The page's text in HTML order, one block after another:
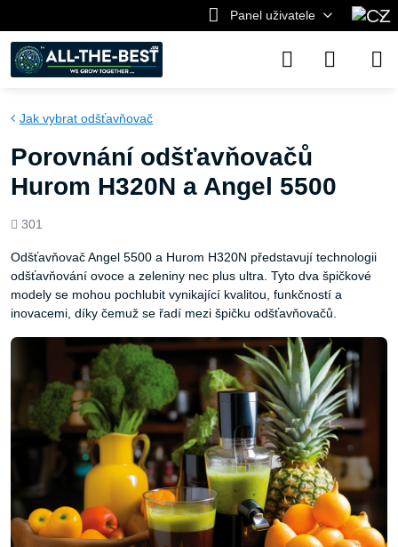
Panel uživatele
Jak vybrat odšťavňovač
Porovnání odšťavňovačů
Hurom H320N a Angel 5500
Počet
301
Odšťavňovač Angel 5500 a Hurom H320N představují technologii
odšťavňování ovoce a zeleniny nec plus ultra. Tyto dva špičkové
modely se mohou pochlubit vynikající kvalitou, funkčností a
inovacemi, díky čemuž se řadí mezi špičku odšťavňovačů.